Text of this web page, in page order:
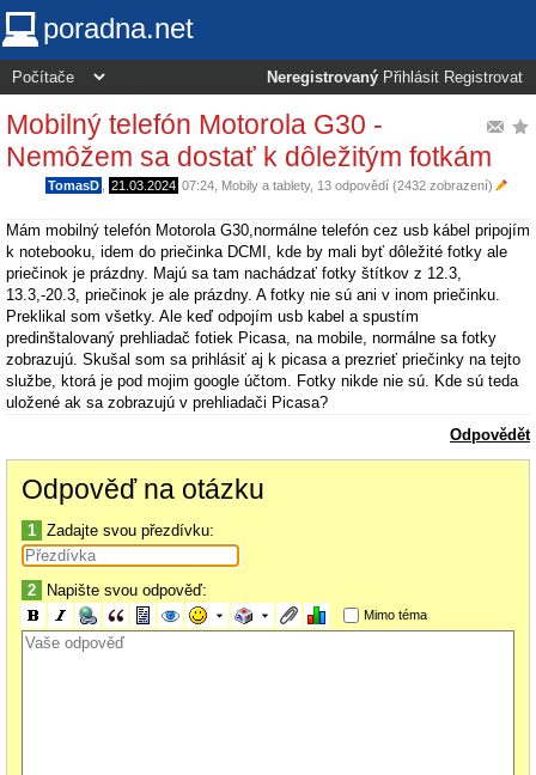
poradna.net
Neregistrovaný Přihlásit Registrovat
Mobilný telefón Motorola G30 -
Nemôžem sa dostať k dôležitým fotkám
TomasD 21.03.2024 07:24 Mobily a tablety, 13 odpovědí (2432 zobrazení)
Mám mobilný telefón Motorola G30,normálne telefón cez usb kábel pripojím
k notebooku, idem do priečinka DCMI, kde by mali byť dôležité fotky ale
priečinok je prázdny. Majú sa tam nachádzať fotky štítkov z 12.3,
13.3,-20.3, priečinok je ale prázdny. A fotky nie sú ani v inom priečinku.
Preklikal som všetky. Ale keď odpojím usb kabel a spustím
predinštalovaný prehliadač fotiek Picasa, na mobile, normálne sa fotky
zobrazujú. Skušal som sa prihlásiť aj k picasa a prezrieť priečinky na tejto
službe, ktorá je pod mojim google účtom. Fotky nikde nie sú. Kde sú teda
uložené ak sa zobrazujú v prehliadači Picasa?
Odpovědět
Odpověď na otázku
1 Zadajte svou přezdívku:
2 Napište svou odpověď:
Mimo téma